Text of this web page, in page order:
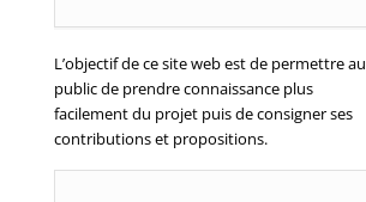
L’objectif de ce site web est de permettre au
public de prendre connaissance plus
facilement du projet puis de consigner ses
contributions et propositions.